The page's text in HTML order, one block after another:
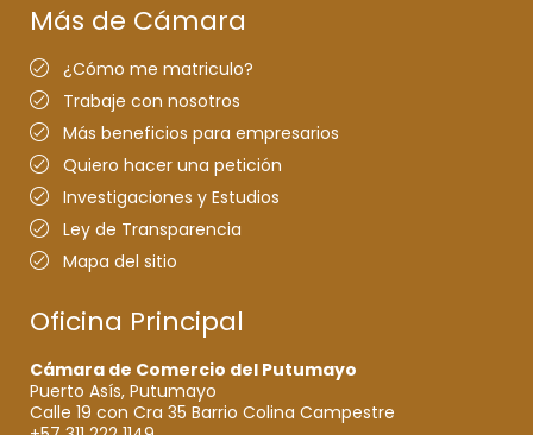
Más de Cámara
¿Cómo me matriculo?
Trabaje con nosotros
Más beneficios para empresarios
Quiero hacer una petición
Investigaciones y Estudios
Ley de Transparencia
Mapa del sitio
Oficina Principal
Cámara de Comercio del Putumayo
Puerto Asís, Putumayo
Calle 19 con Cra 35 Barrio Colina Campestre